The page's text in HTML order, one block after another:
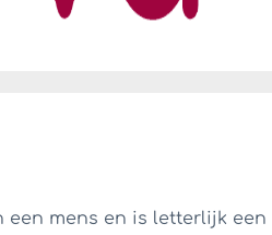
een mens en is letterlijk een